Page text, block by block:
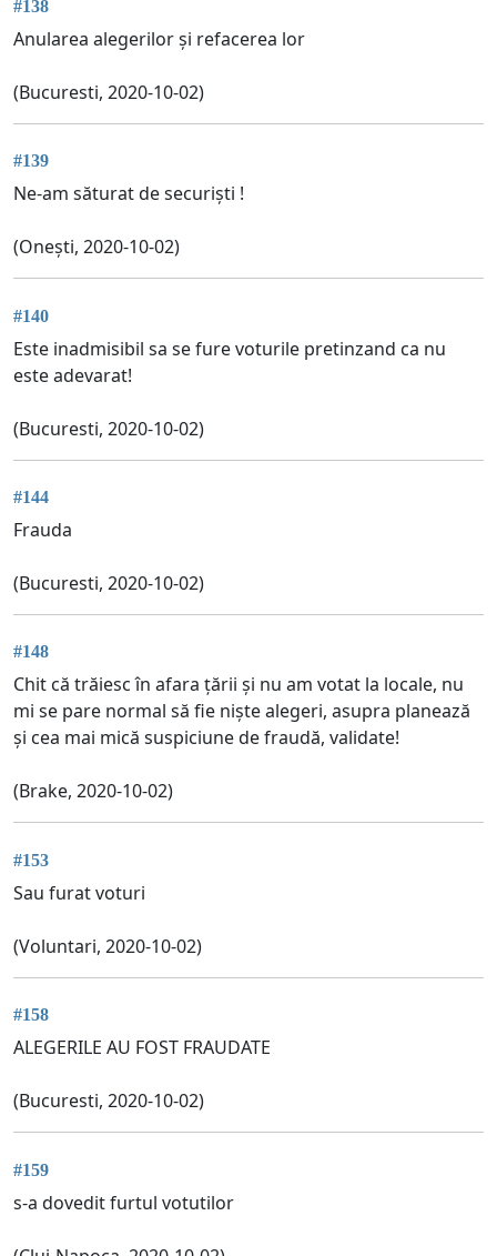
#138
Anularea alegerilor și refacerea lor
(Bucuresti, 2020-10-02)
#139
Ne-am săturat de securiști !
(Onești, 2020-10-02)
#140
Este inadmisibil sa se fure voturile pretinzand ca nu
este adevarat!
(Bucuresti, 2020-10-02)
#144
Frauda
(Bucuresti, 2020-10-02)
#148
Chit că trăiesc în afara țării și nu am votat la locale, nu
mi se pare normal să fie niște alegeri, asupra planează
și cea mai mică suspiciune de fraudă, validate!
(Brake, 2020-10-02)
#153
Sau furat voturi
(Voluntari, 2020-10-02)
#158
ALEGERILE AU FOST FRAUDATE
(Bucuresti, 2020-10-02)
#159
s-a dovedit furtul votutilor